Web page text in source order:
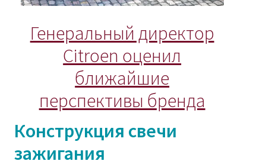
Генеральный директор
Citroen оценил
ближайшие
перспективы бренда
Конструкция свечи
зажигания